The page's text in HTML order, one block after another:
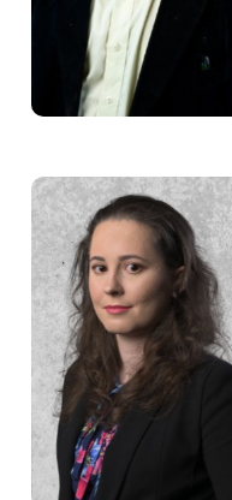
Zuzanna Małecka